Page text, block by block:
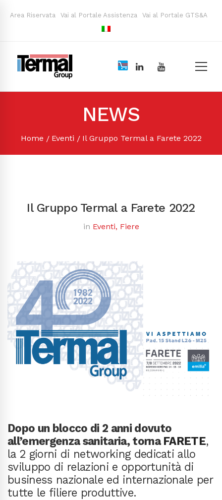
Area Riservata Vai al Portale Assistenza Vai al Portale GTS&A
NEWS
Home Eventi Il Gruppo Termal a Farete 2022
Il Gruppo Termal a Farete 2022
in Eventi, Fiere
Dopo un blocco di 2 anni dovuto
all’emergenza sanitaria, tornaFARETE,
la 2 giorni di networking dedicati allo
sviluppo di relazioni e opportunità di
business nazionale ed internazionale per
tutte le filiere produttive.